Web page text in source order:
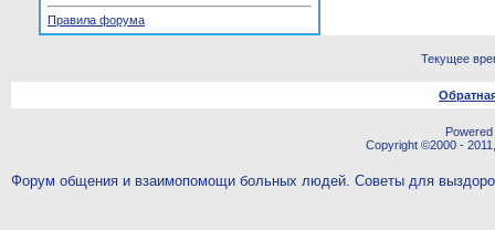
Правила форума
Текущее
Copyright ©2000 -
Форум общения и взаимопомощи больных людей. Советы для